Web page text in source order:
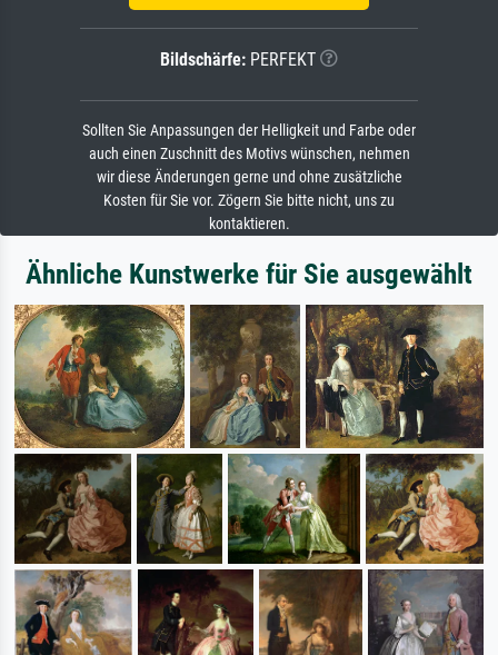
Bildschärfe: PERFEKT
Sollten Sie Anpassungen der Helligkeit und Farbe oder
auch einen Zuschnitt des Motivs wünschen, nehmen
wir diese Änderungen gerne und ohne zusätzliche
Kosten für Sie vor. Zögern Sie bitte nicht, uns zu
kontaktieren.
Ähnliche Kunstwerke für Sie ausgewählt